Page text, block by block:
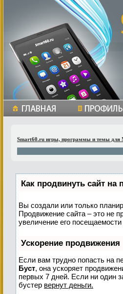
Smart60.ru игры, программы и темы для
Как продвинуть сайт на
Вы создали или только
Продвижение сайта – это не
увеличение его
Ускорение продвижения
Если вам трудно попасть на
Буст, она ускоряет
первых 7 дней. Если ни один
бустер вернут деньги.